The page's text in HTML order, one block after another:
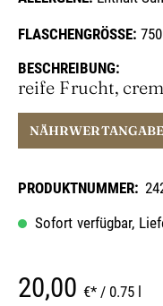
FLASCHENGRÖSSE:
BESCHREIBUNG:
reife Frucht,
PRODUKTNUMMER:
Sofort verfügbar,
20,00 €* / 0.75 l